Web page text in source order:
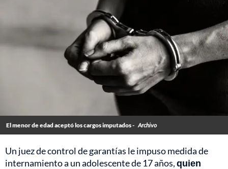
El menor de edad aceptó los cargos imputados - Archivo
Un juez de control de garantías le impuso medida de
internamiento a un adolescente de 17 años,quien